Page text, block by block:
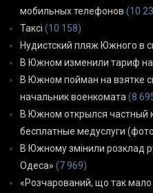
мобильных телефонов (10
Таксі (10 158)
Нудистский пляж Южного в
В Южном изменили тариф
В Южном пойман на взятке
начальник военкомата (8
В Южном открылся частный
бесплатные медуслуги
В Южному змінили розклад
Одеса» (7 969)
«Розчарований, що так